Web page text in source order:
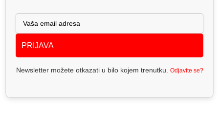
PRIJAVA
Newsletter možete otkazati u bilo kojem trenutku. Odjavite se?